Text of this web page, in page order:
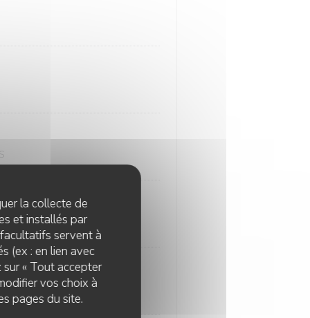
la collecte de
et installés par
servent à
(ex : en lien avec
« Tout accepter
vos choix à
pages du site.